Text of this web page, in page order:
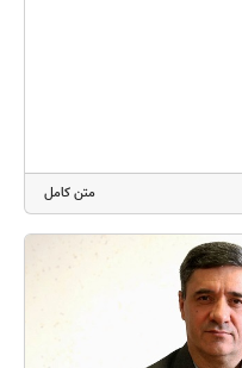
متن کامل